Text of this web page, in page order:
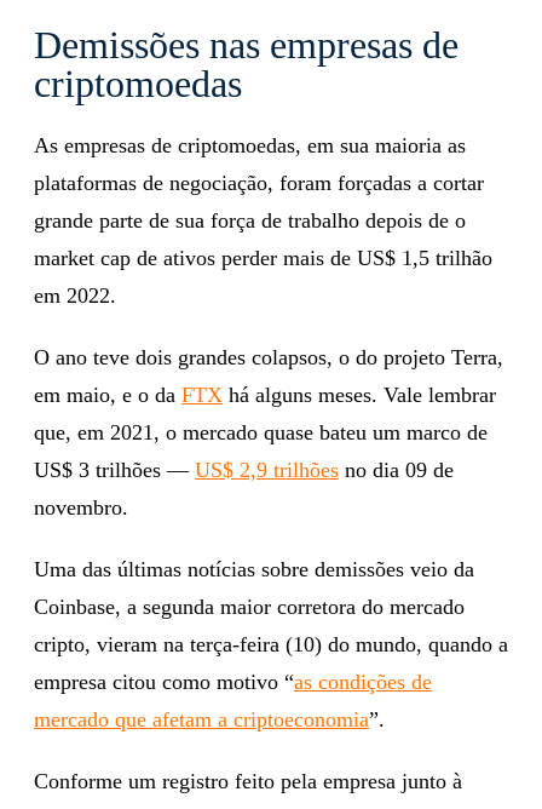
Demissões nas empresas de
criptomoedas
As empresas de criptomoedas, em sua maioria as
plataformas de negociação, foram forçadas a cortar
grande parte de sua força de trabalho depois de o
market cap de ativos perder mais de US$ 1,5 trilhão
em 2022.
O ano teve dois grandes colapsos, o do projeto Terra,
em maio, e o da FTX há alguns meses. Vale lembrar
que, em 2021, o mercado quase bateu um marco de
US$ 3 trilhões — US$ 2,9 trilhões no dia 09 de
novembro.
Uma das últimas notícias sobre demissões veio da
Coinbase, a segunda maior corretora do mercado
cripto, vieram na terça-feira (10) do mundo, quando a
empresa citou como motivo “as condições de
mercado que afetam a criptoeconomia”.
Conforme um registro feito pela empresa junto à